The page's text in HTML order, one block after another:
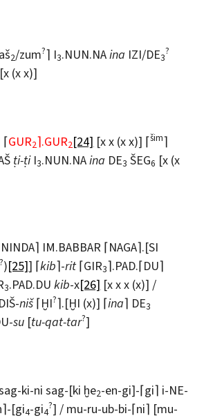
2/zum?⌉ I3.NUN.NAina IZI/DE3
?
(x x)]
GUR2⌉.GUR2[24] [x x (x x)] ⌈šim⌉
ṭi-ṭiI3.NUN.NAina DE3 ŠEG6 [x (x
IM.BABBAR ⌈NAGA⌉.[SI
?)[25]] ⌈kib⌉-rit ⌈GIR3⌉.PAD.⌈DU⌉
3.PAD.DUkib-x[26] [x x x (x)] /
DIŠ-niš⌈ḪI?⌉.[ḪI (x)] ⌈ina⌉ DE3
su [tu-qat-tar?]
ki-ni sag-[ki ḫe2-en-gi]-⌈gi⌉ i-NE-
[gi4-gi4
?] / mu-ru-ub-bi-⌈ni⌉ [mu-